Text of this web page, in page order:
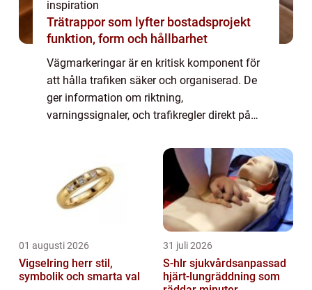
inspiration
Trätrappor som lyfter bostadsprojekt
funktion, form och hållbarhet
Vägmarkeringar är en kritisk komponent för
att hålla trafiken säker och organiserad. De
ger information om riktning,
varningssignaler, och trafikregler direkt på
01 augusti 2026
Vigselring herr stil,
symbolik och smarta val
31 juli 2026
S-hlr sjukvårdsanpassad
hjärt-lungräddning som